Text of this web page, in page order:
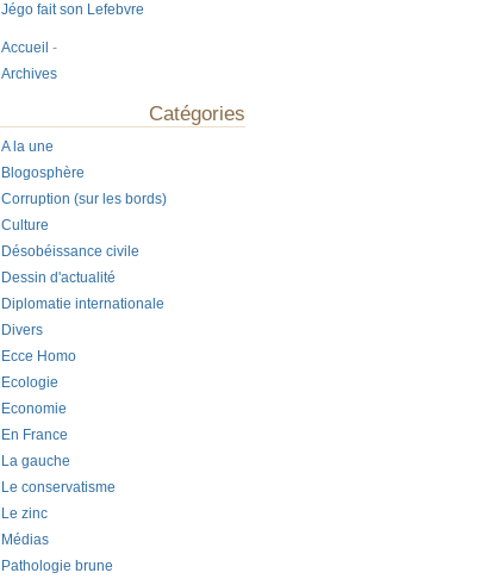
Jégo fait son Lefebvre
Accueil -
Archives
Catégories
A la une
Blogosphère
Corruption (sur les bords)
Culture
Désobéissance civile
Dessin d'actualité
Diplomatie internationale
Divers
Ecce Homo
Ecologie
Economie
En France
La gauche
Le conservatisme
Le zinc
Médias
Pathologie brune